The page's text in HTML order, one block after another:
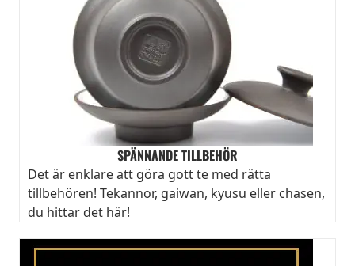
SPÄNNANDE TILLBEHÖR
Det är enklare att göra gott te med rätta
tillbehören! Tekannor, gaiwan, kyusu eller chasen,
du hittar det här!